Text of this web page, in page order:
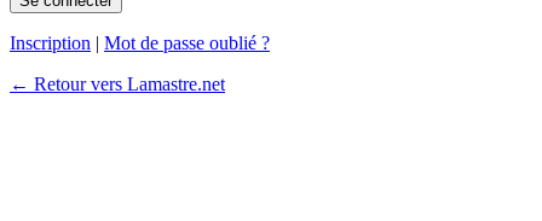
Inscription | Mot de passe oublié ?
← Retour vers Lamastre.net